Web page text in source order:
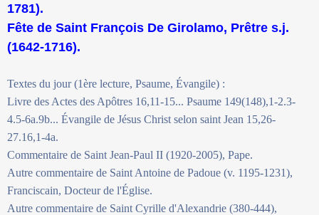
1781).
Fête de Saint François De Girolamo, Prêtre s.j.
(1642-1716).
Textes du jour (1ère lecture, Psaume, Évangile) :
Livre des Actes des Apôtres 16,11-15... Psaume 149(148),1-2.3-
4.5-6a.9b... Évangile de Jésus Christ selon saint Jean 15,26-
27.16,1-4a.
Commentaire de Saint Jean-Paul II (1920-2005), Pape.
Autre commentaire de Saint Antoine de Padoue (v. 1195-1231),
Franciscain, Docteur de l'Église.
Autre commentaire de Saint Cyrille d'Alexandrie (380-444),